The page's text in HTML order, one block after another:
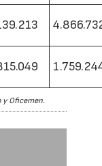
Oficemen.